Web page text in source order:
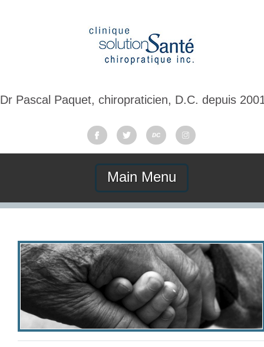
Dr Pascal Paquet, chiropraticien, D.C. depuis
Main Menu